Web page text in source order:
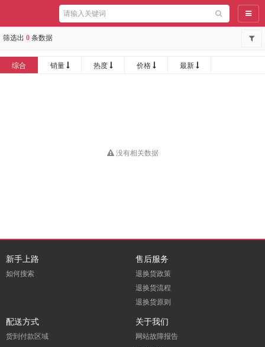
导航
筛选出 0 条数据
综合 销量 热度 价格 最新
没有相关数据
新手上路
如何搜索
售后服务
退换货政策
退换货流程
退换货原则
配送方式
货到付款区域
关于我们
网站故障报告